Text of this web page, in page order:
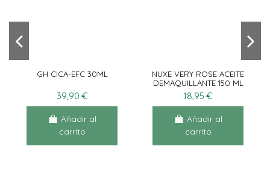
GH CICA-EFC 30ML
39,90 €
Añadir al
carrito
NUXE VERY ROSE ACEITE
DEMAQUILLANTE 150 ML
18,95 €
Añadir al
carrito